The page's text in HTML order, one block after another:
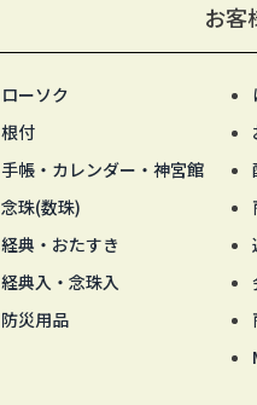
ローソク
根付
手帳・カレンダー・神宮館
念珠(数珠)
経典・おたすき
経典入・念珠入
防災用品
お客